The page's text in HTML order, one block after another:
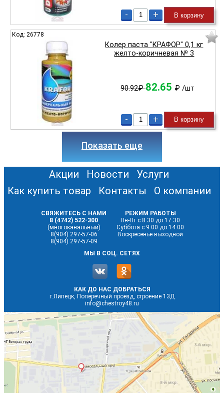
- + В корзину
Код: 26778
Колер паста "КРАФОР" 0,1 кг
желто-коричневая № 3
90.92₽82.65 ₽/шт
- + В корзину
Показать еще
Акции Новости
Услуги
Как купить товар
Контакты О компании
СВЯЖИТЕСЬ С НАМИ
8 (4742) 522-300
(многоканальный)
8(904) 297-57-06
8(904) 297-57-09
РЕЖИМ РАБОТЫ
Пн-Пт с 8:30 до 17:30
Суббота с 9:00 до 14:00
Воскресенье выходной
МЫ В СОЦ. СЕТЯХ
КАК ДО НАС ДОБРАТЬСЯ
г.Липецк, Поперечный проезд, строение 13Д
info@chestroy48.ru